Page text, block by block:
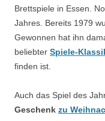
Brettspiele in Essen.
Jahres. Bereits 1979
Gewonnen hat ihn
beliebter Spiele-
finden ist.
Auch das Spiel des
Geschenk zu